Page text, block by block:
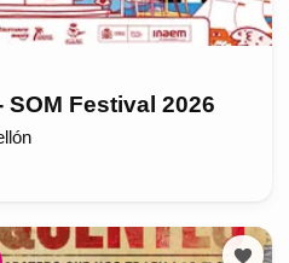
SOM Festival 2026